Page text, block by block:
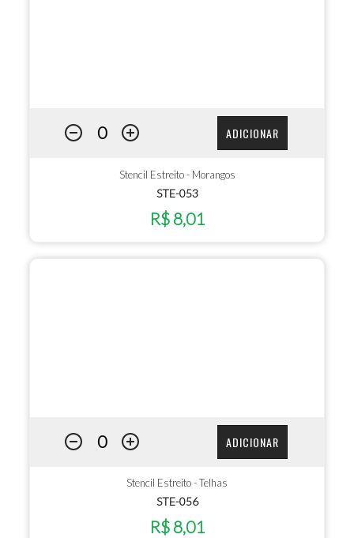
ADICIONAR
Stencil Estreito - Morangos
STE-053
R$ 8,01
ADICIONAR
Stencil Estreito - Telhas
STE-056
R$ 8,01